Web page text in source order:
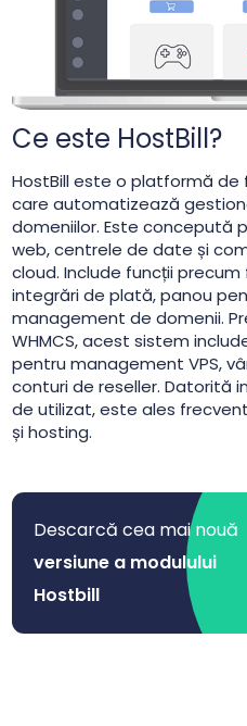
Ce este HostBill?
HostBill este o platformă
care automatizează
domeniilor. Este concepută
web, centrele de date și
cloud. Include funcții
integrări de plată, panou
management de domenii.
WHMCS, acest sistem
pentru management VPS,
conturi de reseller. Datorită
de utilizat, este ales
și hosting.
Descarcă cea mai nouă
versiune a modulului
Hostbill